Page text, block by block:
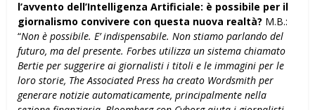
l’avvento dell’Intelligenza Artificiale: è possibile per il
giornalismo convivere con questa nuova realtà? M.B.:
“Non è possibile. E’ indispensabile. Non stiamo parlando del
futuro, ma del presente. Forbes utilizza un sistema chiamato
Bertie per suggerire ai giornalisti i titoli e le immagini per le
loro storie, The Associated Press ha creato Wordsmith per
generare notizie automaticamente, principalmente nella